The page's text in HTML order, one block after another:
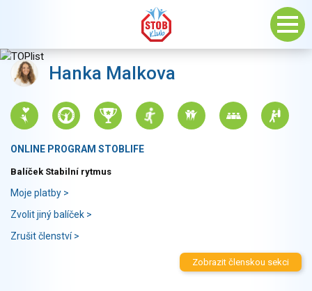
Hanka Malkova
ONLINE PROGRAM STOBLIFE
Balíček Stabilní rytmus
Moje platby >
Zvolit jiný balíček >
Zrušit členství >
Zobrazit členskou sekci